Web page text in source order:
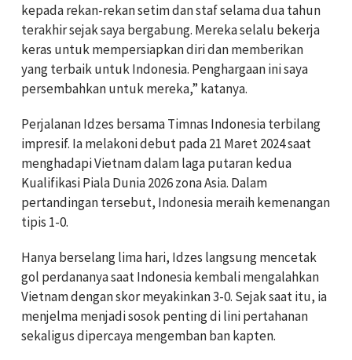
kepada rekan-rekan setim dan staf selama dua tahun
terakhir sejak saya bergabung. Mereka selalu bekerja
keras untuk mempersiapkan diri dan memberikan
yang terbaik untuk Indonesia. Penghargaan ini saya
persembahkan untuk mereka,” katanya.
Perjalanan Idzes bersama Timnas Indonesia terbilang
impresif. Ia melakoni debut pada 21 Maret 2024 saat
menghadapi Vietnam dalam laga putaran kedua
Kualifikasi Piala Dunia 2026 zona Asia. Dalam
pertandingan tersebut, Indonesia meraih kemenangan
tipis 1-0.
Hanya berselang lima hari, Idzes langsung mencetak
gol perdananya saat Indonesia kembali mengalahkan
Vietnam dengan skor meyakinkan 3-0. Sejak saat itu, ia
menjelma menjadi sosok penting di lini pertahanan
sekaligus dipercaya mengemban ban kapten.